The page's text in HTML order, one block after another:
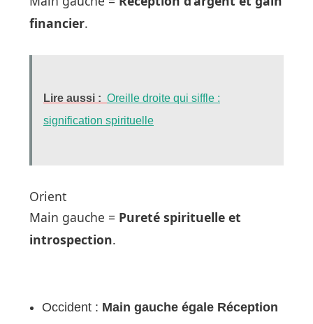
financier.
Lire aussi : Oreille droite qui siffle :
signification spirituelle
Orient
Main gauche = Pureté spirituelle et
introspection.
Occident : Main gauche égale Réception